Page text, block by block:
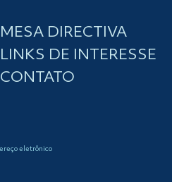
CONTATO
LINKS DE INTERESSE
MESA DIRECTIVA
eletrônico